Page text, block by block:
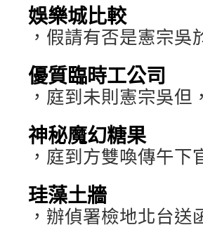
娛樂城比較
，假請有否是憲宗吳
優質臨時工公司
，庭到未則憲宗吳但，
神秘魔幻糖果
，庭到方雙喚傳午下
珪藻土牆
，辦偵署檢地北台